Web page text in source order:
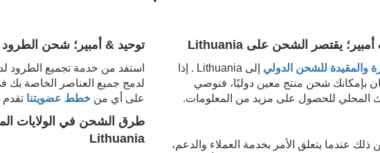
أمبير؛ يقتصر الشحن علىLithuania
والمقيدة للشحن الدولي إلى Lithuania . إذا
بإمكانك شحن منتج معين دوليًا، فنوصي
المحلي للحصول على مزيد من المعلومات.
توحيد & أمبير؛ شحن الطرود
استفد من خدمة تجميع الطرود
لدمج جميع العناصر الخاصة
على أي من خطط عضويتنا تقدم
ذلك عندما يتعلق الأمر بخدمة العملاء والدعم،
طرق الشحن في الولايات
Lithuania